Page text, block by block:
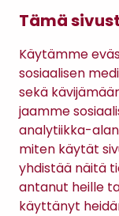
Tämä
Käytämme
sosiaalisen
sekä
jaamme
analytiikka-
miten käytät
yhdistää näitä
antanut heille
käyttänyt